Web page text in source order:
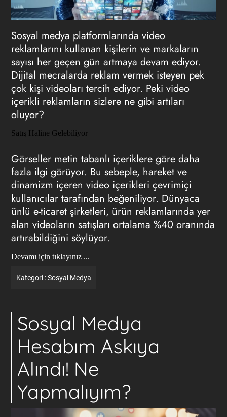
Sosyal medya platformlarında video
reklamlarını kullanan kişilerin ve markaların
sayısı her geçen gün artmaya devam ediyor.
Dijital mecralarda reklam vermek isteyen pek
çok kişi videoları tercih ediyor. Peki video
içerikli reklamların sizlere ne gibi artıları
oluyor?
Satış Haline Gelebiliyor
Görseller metin tabanlı içeriklere göre daha
fazla ilgi görüyor. Bu sebeple, hareket ve
dinamizm içeren video içerikleri çevrimiçi
kullanıcılar tarafından beğeniliyor. Dünyaca
ünlü e-ticaret şirketleri, ürün reklamlarında yer
alan videoların satışları ortalama %40 oranında
artırabildiğini söylüyor.
Devamı için tıklayınız ...
Kategori :Sosyal Medya
Sosyal Medya
Hesabım Askıya
Alındı! Ne
Yapmalıyım?